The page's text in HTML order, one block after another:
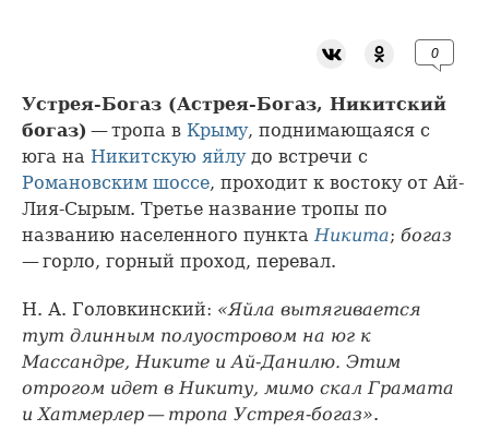
0
Устрея-Богаз (Астрея-Богаз, Никитский
богаз) — тропа в Крыму, поднимающаяся с
юга на Никитскую яйлудо встречи с
Романовским шоссе, проходит к востоку от Ай-
Лия-Сырым. Третье название тропы по
названию населенного пунктаНикита; богаз
— горло, горный проход, перевал.
Н. А. Головкинский: «Яйла вытягивается
тут длинным полуостровом на юг к
Массандре, Никите и Ай-Данилю. Этим
отрогом идет в Никиту, мимо скал Грамата
и Хатмерлер — тропа Устрея-богаз».